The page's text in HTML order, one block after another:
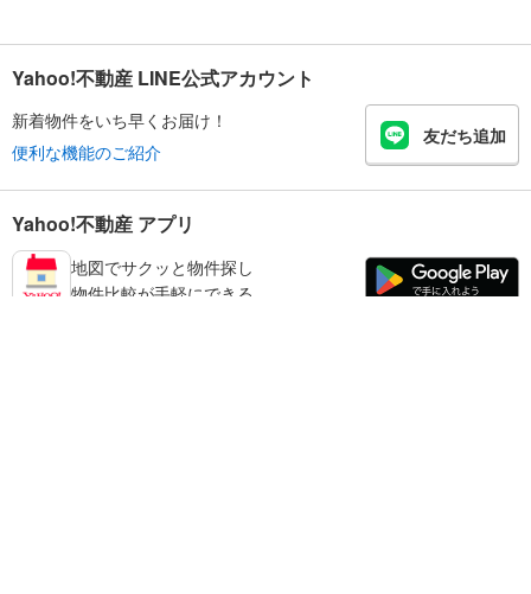
Yahoo!不動産 LINE公式アカウント
新着物件をいち早くお届け！
便利な機能のご紹介
友だち追加
Yahoo!不動産 アプリ
地図でサクッと物件探し
物件比較が手軽にできる